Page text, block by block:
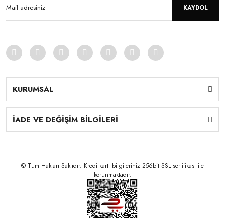
KAYDOL
KURUMSAL
İADE VE DEĞİŞİM BİLGİLERİ
© Tüm Hakları Saklıdır. Kredi kartı bilgileriniz 256bit SSL sertifikası ile
korunmaktadır.